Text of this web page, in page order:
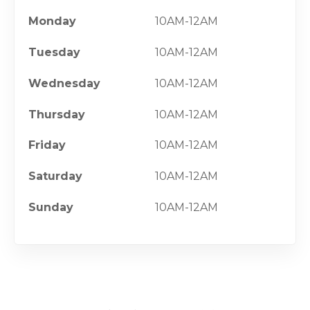
Monday 10AM-12AM
Tuesday 10AM-12AM
Wednesday 10AM-12AM
Thursday 10AM-12AM
Friday 10AM-12AM
Saturday 10AM-12AM
Sunday 10AM-12AM